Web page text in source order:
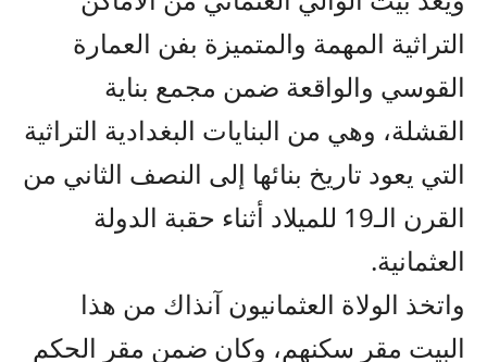
التراثية المهمة والمتميزة بفن العمارة
القوسي والواقعة ضمن مجمع بناية
القشلة، وهي من البنايات البغدادية التراثية
التي يعود تاريخ بنائها إلى النصف الثاني من
القرن الـ19 للميلاد أثناء حقبة الدولة
العثمانية.
واتخذ الولاة العثمانيون آنذاك من هذا
البيت مقر سكنهم، وكان ضمن مقر الحكم